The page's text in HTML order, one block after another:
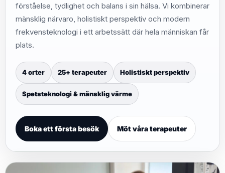
förståelse, tydlighet och balans i sin hälsa. Vi kombinerar
mänsklig närvaro, holistiskt perspektiv och modern
frekvensteknologi i ett arbetssätt där hela människan får
plats.
4 orter 25+ terapeuter Holistiskt perspektiv
Spetsteknologi & mänsklig värme
Boka ett första besök Möt våra terapeuter